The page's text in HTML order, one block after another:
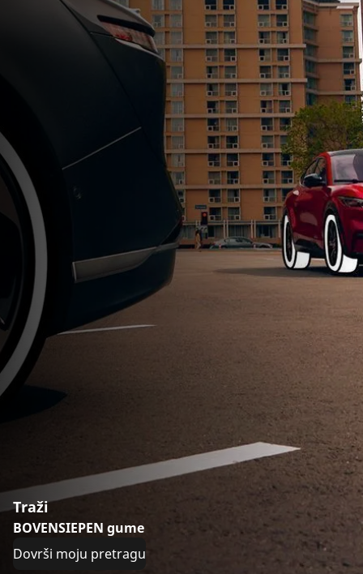
Traži
BOVENSIEPEN gume
Dovrši moju pretragu